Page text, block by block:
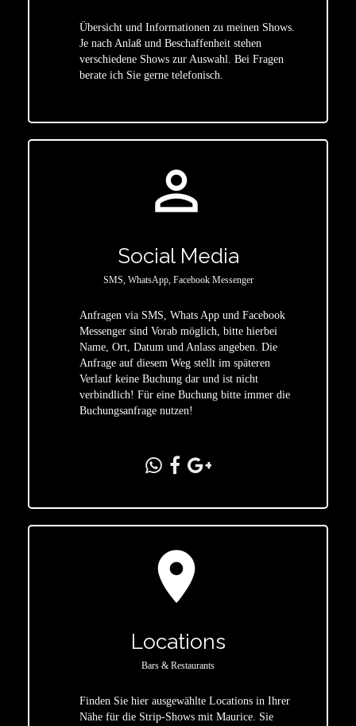
Übersicht und Informationen zu meinen Shows.
Je nach Anlaß und Beschaffenheit stehen
verschiedene Shows zur Auswahl. Bei Fragen
berate ich Sie gerne telefonisch.
person_outline
Social Media
SMS, WhatsApp, Facebook Messenger
Anfragen via SMS, Whats App und Facebook
Messenger sind Vorab möglich, bitte hierbei
Name, Ort, Datum und Anlass angeben. Die
Anfrage auf diesem Weg stellt im späteren
Verlauf keine Buchung dar und ist nicht
verbindlich! Für eine Buchung bitte immer die
Buchungsanfrage nutzen!
location_on
Locations
Bars & Restaurants
Finden Sie hier ausgewählte Locations in Ihrer
Nähe für die Strip-Shows mit Maurice. Sie